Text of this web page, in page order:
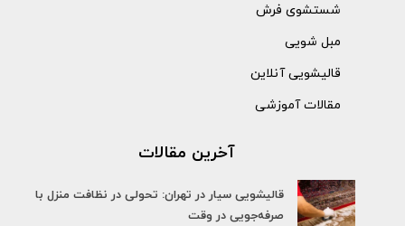
شستشوی فرش
مبل شویی
قالیشویی آنلاین
مقالات آموزشی
آخرین مقالات
قالیشویی سیار در تهران: تحولی در نظافت منزل با
صرفه‌جویی در وقت